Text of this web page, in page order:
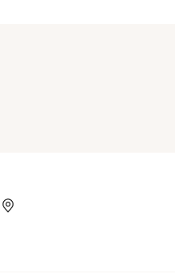
Aller à l'accueil de